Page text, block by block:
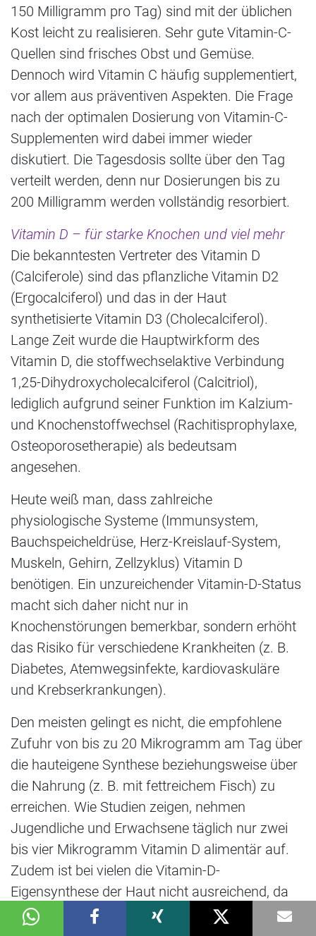
150 Milligramm pro Tag) sind mit der üblichen
Kost leicht zu realisieren. Sehr gute Vitamin-C-
Quellen sind frisches Obst und Gemüse.
Dennoch wird Vitamin C häufig supplementiert,
vor allem aus präventiven Aspekten. Die Frage
nach der optimalen Dosierung von Vitamin-C-
Supplementen wird dabei immer wieder
diskutiert. Die Tagesdosis sollte über den Tag
verteilt werden, denn nur Dosierungen bis zu
200 Milligramm werden vollständig resorbiert.
Vitamin D – für starke Knochen und viel mehr
Die bekanntesten Vertreter des Vitamin D
(Calciferole) sind das pflanzliche Vitamin D2
(Ergocalciferol) und das in der Haut
synthetisierte Vitamin D3 (Cholecalciferol).
Lange Zeit wurde die Hauptwirkform des
Vitamin D, die stoffwechselaktive Verbindung
1,25-Dihydroxycholecalciferol (Calcitriol),
lediglich aufgrund seiner Funktion im Kalzium-
und Knochenstoffwechsel (Rachitisprophylaxe,
Osteoporosetherapie) als bedeutsam
angesehen.
Heute weiß man, dass zahlreiche
physiologische Systeme (Immunsystem,
Bauchspeicheldrüse, Herz-Kreislauf-System,
Muskeln, Gehirn, Zellzyklus) Vitamin D
benötigen. Ein unzureichender Vitamin-D-Status
macht sich daher nicht nur in
Knochenstörungen bemerkbar, sondern erhöht
das Risiko für verschiedene Krankheiten (z. B.
Diabetes, Atemwegsinfekte, kardiovaskuläre
und Krebserkrankungen).
Den meisten gelingt es nicht, die empfohlene
Zufuhr von bis zu 20 Mikrogramm am Tag über
die hauteigene Synthese beziehungsweise über
die Nahrung (z. B. mit fettreichem Fisch) zu
erreichen. Wie Studien zeigen, nehmen
Jugendliche und Erwachsene täglich nur zwei
bis vier Mikrogramm Vitamin D alimentär auf.
Zudem ist bei vielen die Vitamin-D-
Eigensynthese der Haut nicht ausreichend, da
sie sich bei Sonnenschein nicht oder kaum im